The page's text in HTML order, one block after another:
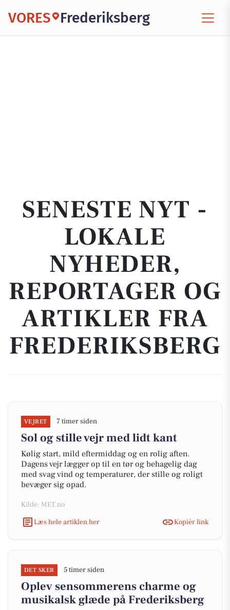
VORES Frederiksberg
SENESTE NYT -
LOKALE
NYHEDER,
REPORTAGER OG
ARTIKLER FRA
FREDERIKSBERG
VEJRET 7 timer siden
Sol og stille vejr med lidt kant
Kølig start, mild eftermiddag og en rolig aften.
Dagens vejr lægger op til en tør og behagelig dag
med svag vind og temperaturer, der stille og roligt
bevæger sig opad.
Kilde: MET.no
Læs hele artiklen her
Kopiér link
DET SKER 5 timer siden
Oplev sensommerens charme og
musikalsk glæde på Frederiksberg